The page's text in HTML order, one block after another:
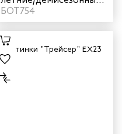
"Трейсер" EX с КП/КС
цвет черный
БОТ754